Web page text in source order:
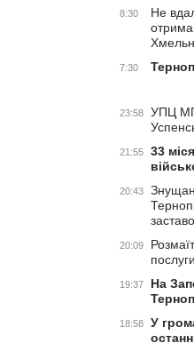
8:30
Не
7:30
23:58
УПЦ МП
21:55
33
20:43
20:09
послуги
19:37
На
18:58
У